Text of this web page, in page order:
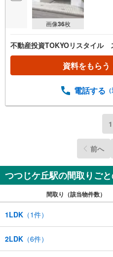
画像36枚
不動産投資TOKYOリスタイル
資料をもらう
電話する
1
前へ
つつじケ丘駅の間取りご
間取り（該当物件数）
1LDK （1件）
2LDK （6件）